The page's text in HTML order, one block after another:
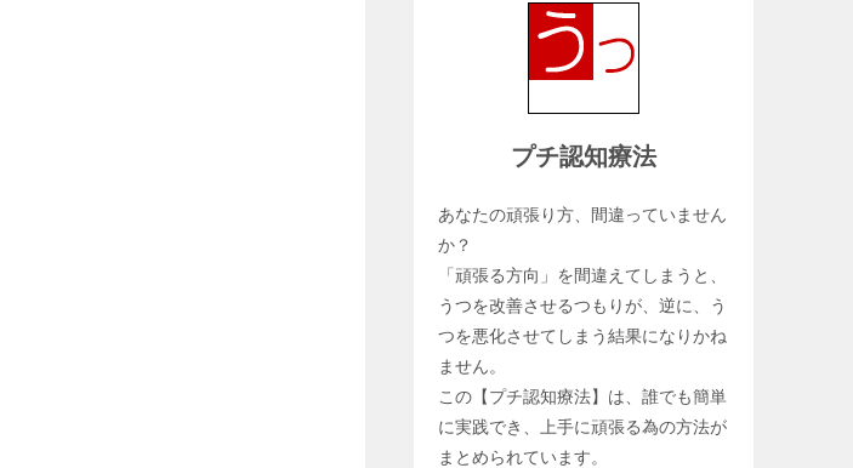
プチ認知療法
あなたの頑張り方、間違っていません
か？
「頑張る方向」を間違えてしまうと、
うつを改善させるつもりが、逆に、う
つを悪化させてしまう結果になりかね
ません。
この【プチ認知療法】は、誰でも簡単
に実践でき、上手に頑張る為の方法が
まとめられています。